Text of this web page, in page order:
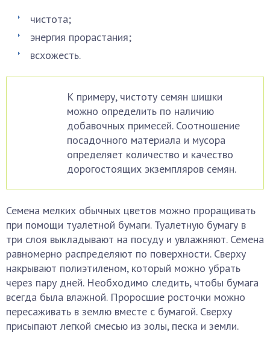
чистота;
энергия прорастания;
всхожесть.
К примеру, чистоту семян шишки
можно определить по наличию
добавочных примесей. Соотношение
посадочного материала и мусора
определяет количество и качество
дорогостоящих экземпляров семян.
Семена мелких обычных цветов можно проращивать
при помощи туалетной бумаги. Туалетную бумагу в
три слоя выкладывают на посуду и увлажняют. Семена
равномерно распределяют по поверхности. Сверху
накрывают полиэтиленом, который можно убрать
через пару дней. Необходимо следить, чтобы бумага
всегда была влажной. Проросшие росточки можно
пересаживать в землю вместе с бумагой. Сверху
присыпают легкой смесью из золы, песка и земли.